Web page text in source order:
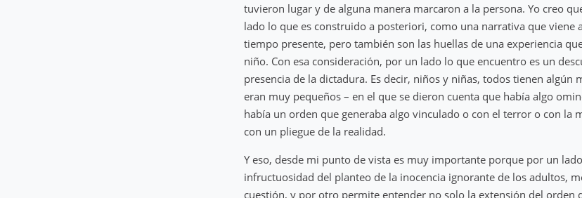
tuvieron lugar y de alguna manera marcaron a la persona. Yo creo
lado lo que es construido a posteriori, como una narrativa que viene
tiempo presente, pero también son las huellas de una experiencia
niño. Con esa consideración, por un lado lo que encuentro es un
presencia de la dictadura. Es decir, niños y niñas, todos tienen algún
eran muy pequeños – en el que se dieron cuenta que había algo
había un orden que generaba algo vinculado o con el terror o con la
con un pliegue de la realidad.
Y eso, desde mi punto de vista es muy importante porque por un
infructuosidad del planteo de la inocencia ignorante de los adultos,
cuestión, y por otro permite entender no solo la extensión del orden